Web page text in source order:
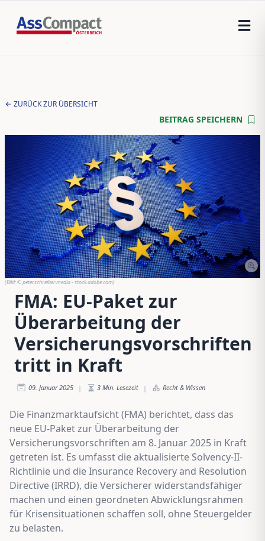
ZURÜCK ZUR ÜBERSICHT
BEITRAG SPEICHERN
(Bild:© peterschreiber.media - stock.adobe.com)
FMA: EU-Paket zur
Überarbeitung der
Versicherungsvorschriften
tritt in Kraft
09. Januar 2025 | 3 Min. Lesezeit | Recht & Wissen
Die Finanzmarktaufsicht (FMA) berichtet, dass das
neue EU-Paket zur Überarbeitung der
Versicherungsvorschriften am 8. Januar 2025 in Kraft
getreten ist. Es umfasst die aktualisierte Solvency-II-
Richtlinie und die Insurance Recovery and Resolution
Directive (IRRD), die Versicherer widerstandsfähiger
machen und einen geordneten Abwicklungsrahmen
für Krisensituationen schaffen soll, ohne Steuergelder
zu belasten.